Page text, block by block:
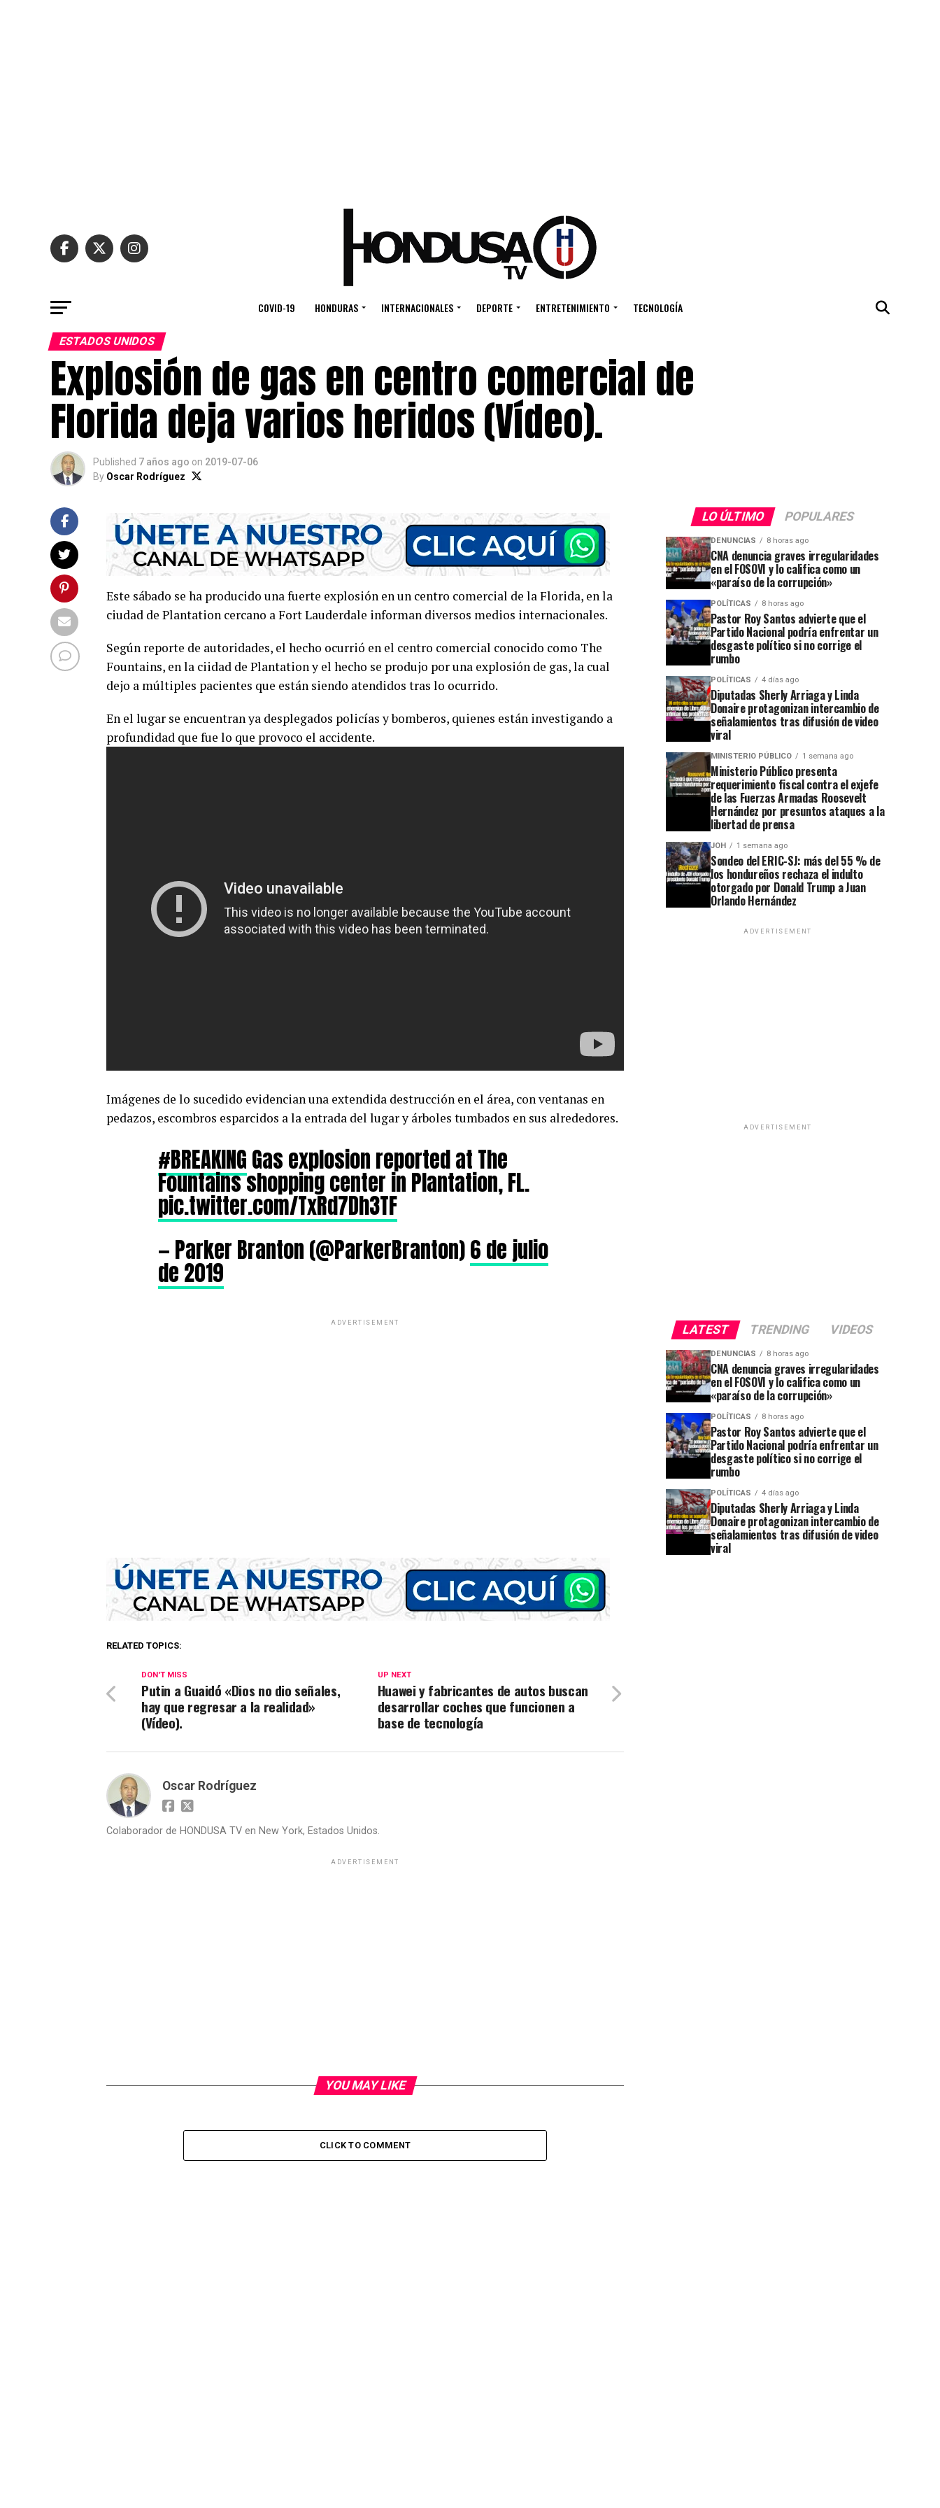
COVID-19 HONDURAS INTERNACIONALES DEPORTE ENTRETENIMIENTO TECNOLOGÍA
ESTADOS UNIDOS
Explosión de gas en centro comercial de
Florida deja varios heridos (Vídeo).
Published 7 años ago on 2019-07-06
By Oscar Rodríguez
Este sábado se ha producido una fuerte explosión en un centro comercial de la Florida, en la
ciudad de Plantation cercano a Fort Lauderdale informan diversos medios internacionales.
Según reporte de autoridades, el hecho ocurrió en el centro comercial conocido como The
Fountains, en la ciidad de Plantation y el hecho se produjo por una explosión de gas, la cual
dejo a múltiples pacientes que están siendo atendidos tras lo ocurrido.
En el lugar se encuentran ya desplegados policías y bomberos, quienes están investigando a
profundidad que fue lo que provoco el accidente.
Imágenes de lo sucedido evidencian una extendida destrucción en el área, con ventanas en
pedazos, escombros esparcidos a la entrada del lugar y árboles tumbados en sus alrededores.
#BREAKINGGas explosion reported at The
Fountains shopping center in Plantation, FL.
pic.twitter.com/TxRd7Dh3TF
— Parker Branton (@ParkerBranton)6 de julio
de 2019
ADVERTISEMENT
RELATED TOPICS:
UP NEXT
Huawei y fabricantes de autos buscan
desarrollar coches que funcionen a
base de tecnología
DON'T MISS
Putin a Guaidó «Dios no dio señales,
hay que regresar a la realidad»
(Vídeo).
Oscar Rodríguez
Colaborador de HONDUSA TV en New York, Estados Unidos.
ADVERTISEMENT
YOU MAY LIKE
CLICK TO COMMENT
LO ÚLTIMO POPULARES
DENUNCIAS 8 horas ago
CNA denuncia graves irregularidades
en el FOSOVI y lo califica como un
«paraíso de la corrupción»
POLÍTICAS 8 horas ago
Pastor Roy Santos advierte que el
Partido Nacional podría enfrentar un
desgaste político si no corrige el
rumbo
POLÍTICAS 4 días ago
Diputadas Sherly Arriaga y Linda
Donaire protagonizan intercambio de
señalamientos tras difusión de video
viral
MINISTERIO PÚBLICO 1 semana ago
Ministerio Público presenta
requerimiento fiscal contra el exjefe
de las Fuerzas Armadas Roosevelt
Hernández por presuntos ataques a la
libertad de prensa
JOH 1 semana ago
Sondeo del ERIC-SJ: más del 55 % de
los hondureños rechaza el indulto
otorgado por Donald Trump a Juan
Orlando Hernández
ADVERTISEMENT
ADVERTISEMENT
LATEST TRENDING VIDEOS
DENUNCIAS 8 horas ago
CNA denuncia graves irregularidades
en el FOSOVI y lo califica como un
«paraíso de la corrupción»
POLÍTICAS 8 horas ago
Pastor Roy Santos advierte que el
Partido Nacional podría enfrentar un
desgaste político si no corrige el
rumbo
POLÍTICAS 4 días ago
Diputadas Sherly Arriaga y Linda
Donaire protagonizan intercambio de
señalamientos tras difusión de video
viral